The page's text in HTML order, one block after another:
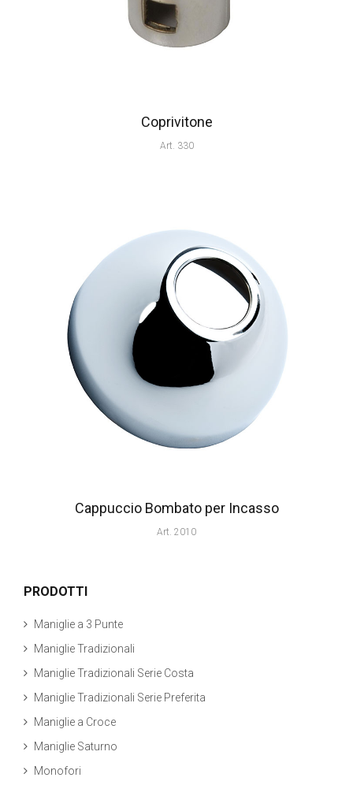
Coprivitone
Art. 330
Cappuccio Bombato per Incasso
Art. 2010
PRODOTTI
Maniglie a 3 Punte
Maniglie Tradizionali
Maniglie Tradizionali Serie Costa
Maniglie Tradizionali Serie Preferita
Maniglie a Croce
Maniglie Saturno
Monofori